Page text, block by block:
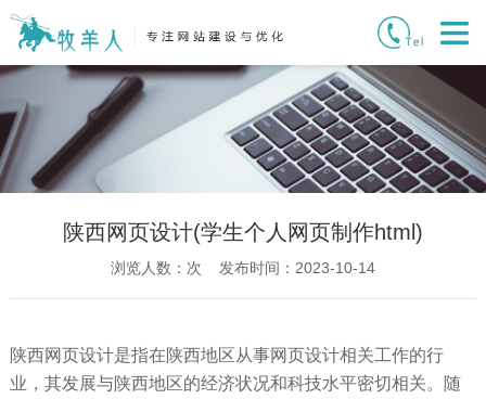
陕西网页设计(学生个人网页制作html)
浏览人数： 次 发布时间：2023-10-14
陕西网页设计是指在陕西地区从事网页设计相关工作的行
业，其发展与陕西地区的经济状况和科技水平密切相关。随